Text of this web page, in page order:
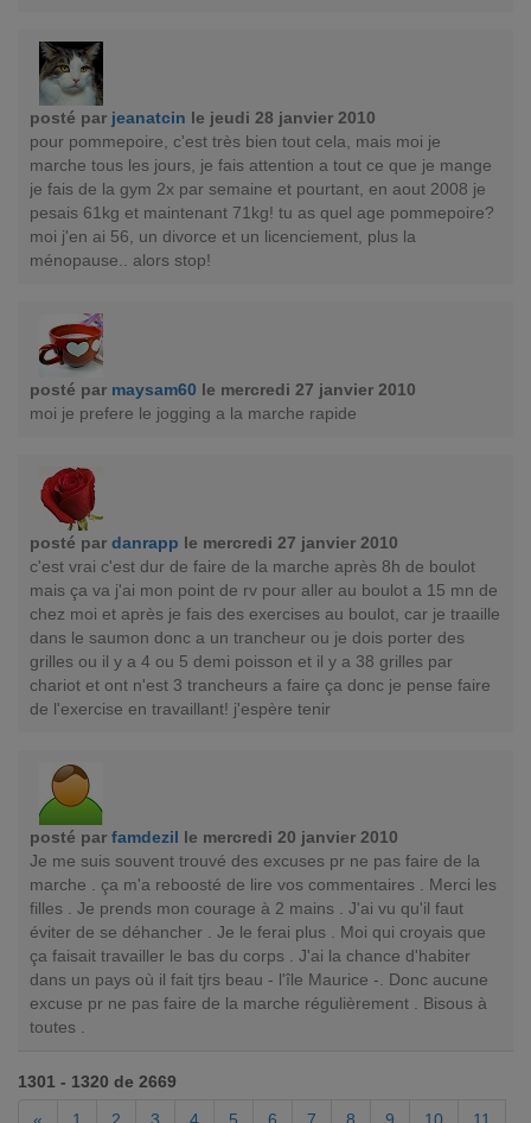
posté par jeanatcin le jeudi 28 janvier 2010
pour pommepoire, c'est très bien tout cela, mais moi je
marche tous les jours, je fais attention a tout ce que je mange
je fais de la gym 2x par semaine et pourtant, en aout 2008 je
pesais 61kg et maintenant 71kg! tu as quel age pommepoire?
moi j'en ai 56, un divorce et un licenciement, plus la
ménopause.. alors stop!
posté par maysam60 le mercredi 27 janvier 2010
moi je prefere le jogging a la marche rapide
posté par danrapp le mercredi 27 janvier 2010
c'est vrai c'est dur de faire de la marche après 8h de boulot
mais ça va j'ai mon point de rv pour aller au boulot a 15 mn de
chez moi et après je fais des exercises au boulot, car je traaille
dans le saumon donc a un trancheur ou je dois porter des
grilles ou il y a 4 ou 5 demi poisson et il y a 38 grilles par
chariot et ont n'est 3 trancheurs a faire ça donc je pense faire
de l'exercise en travaillant! j'espère tenir
posté par famdezil le mercredi 20 janvier 2010
Je me suis souvent trouvé des excuses pr ne pas faire de la
marche . ça m'a reboosté de lire vos commentaires . Merci les
filles . Je prends mon courage à 2 mains . J'ai vu qu'il faut
éviter de se déhancher . Je le ferai plus . Moi qui croyais que
ça faisait travailler le bas du corps . J'ai la chance d'habiter
dans un pays où il fait tjrs beau - l'île Maurice -. Donc aucune
excuse pr ne pas faire de la marche régulièrement . Bisous à
toutes .
1301 - 1320 de 2669